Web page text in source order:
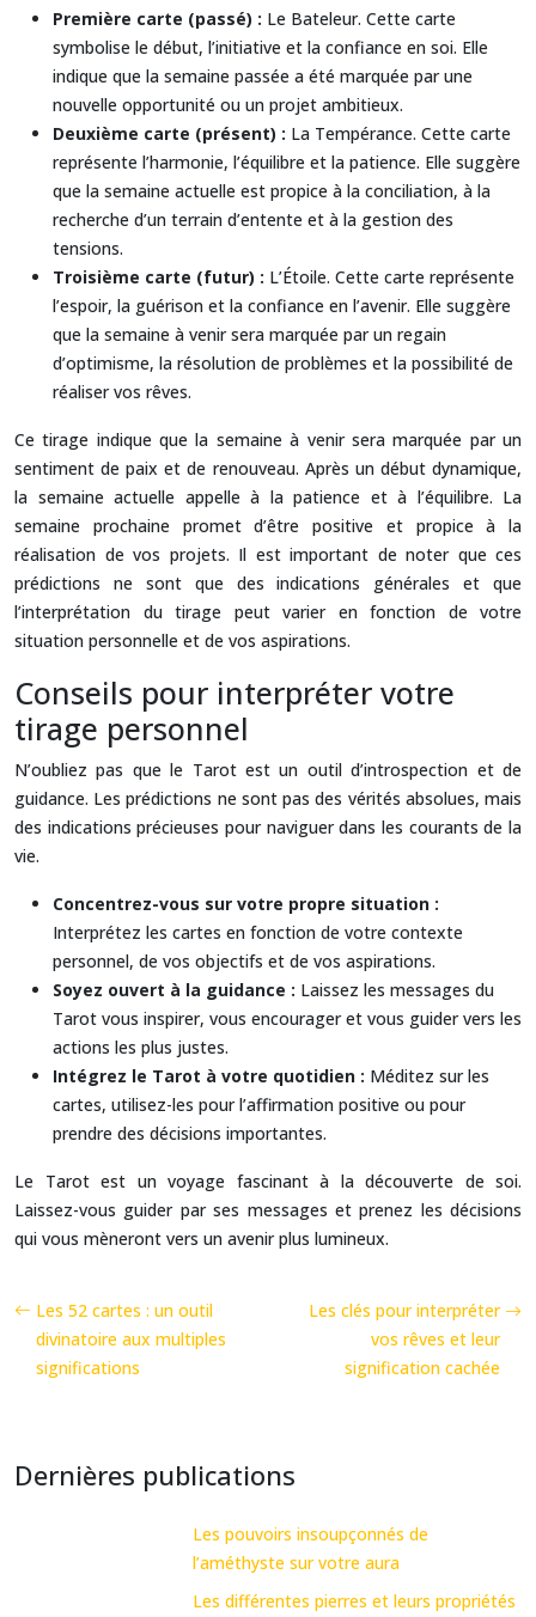
Première carte (passé) : Le Bateleur. Cette carte
symbolise le début, l’initiative et la confiance en soi. Elle
indique que la semaine passée a été marquée par une
nouvelle opportunité ou un projet ambitieux.
Deuxième carte (présent) : La Tempérance. Cette carte
représente l’harmonie, l’équilibre et la patience. Elle suggère
que la semaine actuelle est propice à la conciliation, à la
recherche d’un terrain d’entente et à la gestion des
tensions.
Troisième carte (futur) : L’Étoile. Cette carte représente
l’espoir, la guérison et la confiance en l’avenir. Elle suggère
que la semaine à venir sera marquée par un regain
d’optimisme, la résolution de problèmes et la possibilité de
réaliser vos rêves.
Ce tirage indique que la semaine à venir sera marquée par un
sentiment de paix et de renouveau. Après un début dynamique,
la semaine actuelle appelle à la patience et à l’équilibre. La
semaine prochaine promet d’être positive et propice à la
réalisation de vos projets. Il est important de noter que ces
prédictions ne sont que des indications générales et que
l’interprétation du tirage peut varier en fonction de votre
situation personnelle et de vos aspirations.
Conseils pour interpréter votre
tirage personnel
N’oubliez pas que le Tarot est un outil d’introspection et de
guidance. Les prédictions ne sont pas des vérités absolues, mais
des indications précieuses pour naviguer dans les courants de la
vie.
Concentrez-vous sur votre propre situation :
Interprétez les cartes en fonction de votre contexte
personnel, de vos objectifs et de vos aspirations.
Soyez ouvert à la guidance : Laissez les messages du
Tarot vous inspirer, vous encourager et vous guider vers les
actions les plus justes.
Intégrez le Tarot à votre quotidien : Méditez sur les
cartes, utilisez-les pour l’affirmation positive ou pour
prendre des décisions importantes.
Le Tarot est un voyage fascinant à la découverte de soi.
Laissez-vous guider par ses messages et prenez les décisions
qui vous mèneront vers un avenir plus lumineux.
Les 52 cartes : un outil
divinatoire aux multiples
significations
Les clés pour interpréter
vos rêves et leur
signification cachée
Dernières publications
Les pouvoirs insoupçonnés de
l’améthyste sur votre aura
Les différentes pierres et leurs propriétés